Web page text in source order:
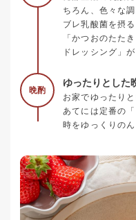
ちろん、色々な
ブレ乳酸菌を摂
「かつおのたた
ドレッシング」
晩酌
ゆったりとした
お家でゆったりと
あてには定番の
時をゆっくりのん